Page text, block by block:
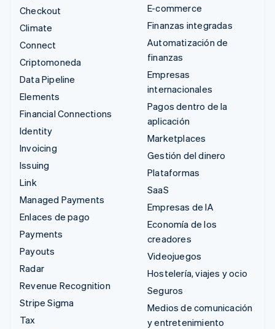
Checkout
Climate
Connect
Criptomoneda
Data Pipeline
Elements
Financial Connections
Identity
Invoicing
Issuing
Link
Managed Payments
Enlaces de pago
Payments
Payouts
Radar
Revenue Recognition
Stripe Sigma
Tax
E-commerce
Finanzas integradas
Automatización de
finanzas
Empresas
internacionales
Pagos dentro de la
aplicación
Marketplaces
Gestión del dinero
Plataformas
SaaS
Empresas de IA
Economía de los
creadores
Videojuegos
Hostelería, viajes y ocio
Seguros
Medios de comunicación
y entretenimiento